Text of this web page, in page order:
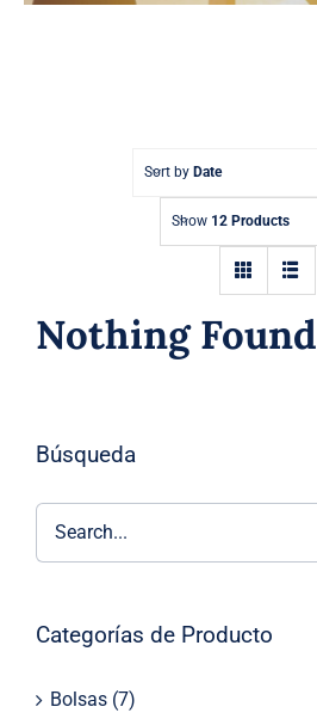
Sort by Date
Show 12 Products
Nothing Found
Búsqueda
Categorías de Producto
Bolsas (7)